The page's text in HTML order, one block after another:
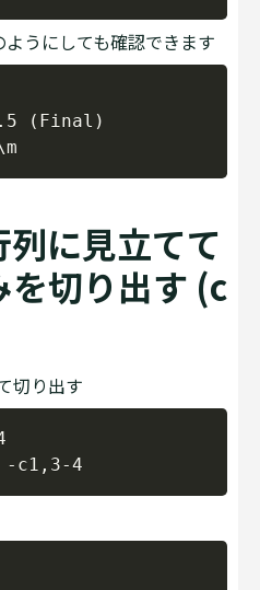
うにしても確認できます
(Final)
に見立てて
切り出す (c
切り出す